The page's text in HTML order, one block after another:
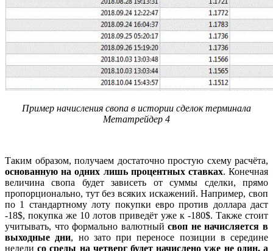
Пример начисления свопа в истории сделок терминала
Метатрейдер 4
Таким образом, получаем достаточно простую схему расчёта,
основанную на одних лишь процентных ставках. Конечная
величина свопа будет зависеть от суммы сделки, прямо
пропорционально, тут без всяких искажений. Например, своп
по 1 стандартному лоту покупки евро против доллара даст
-18$, покупка же 10 лотов приведёт уже к -180$. Также стоит
учитывать, что формально валютныйсвоп не начисляется в
выходные дни, но зато при переносе позиции в середине
недели со среды на четверг будет начислено уже не один, а